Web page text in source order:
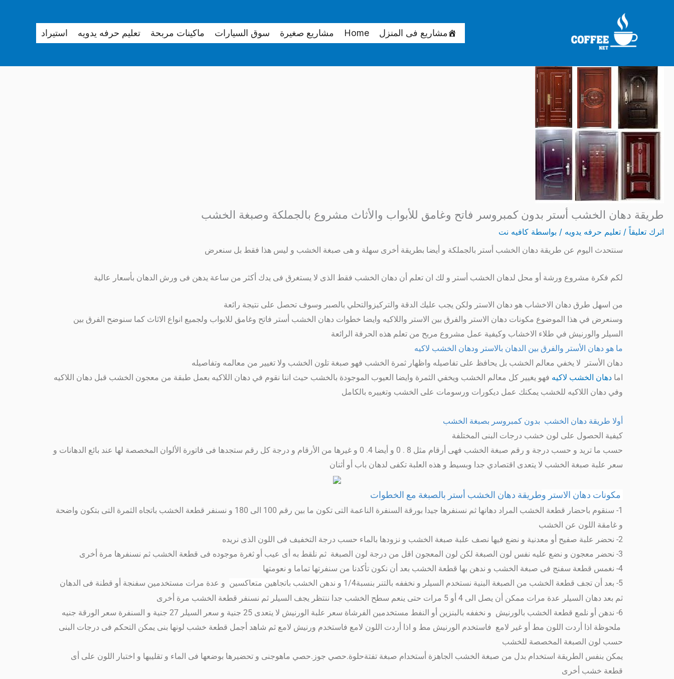
مشاريع فى المنزل Home مشاريع صغيرة سوق السيارات ماكينات مربحة تعليم حرفه يدويه استيراد
طريقة دهان الخشب أستر بدون كمبروسر فاتح وغامق للأبواب والأثاث مشروع بالجملكة وصبغة الخشب
اترك تعليقاً / تعليم حرفه يدويه / بواسطة كافيه نت
سنتحدث اليوم عن طريقة دهان الخشب أستر بالجملكة و أيضا بطريقة أخرى سهلة و هى صبغة الخشب و ليس هذا فقط بل سنعرض
لكم فكرة مشروع ورشة أو محل لدهان الخشب أستر و لك ان تعلم أن دهان الخشب فقط الذى لا يستغرق فى يدك أكثر من ساعة يدهن فى ورش الدهان بأسعار عالية
من اسهل طرق دهان الاخشاب هو دهان الاستر ولكن يجب عليك الدقة والتركيزوالتحلي بالصبر وسوف تحصل على نتيجة رائعة
وسنعرض في هذا الموضوع مكونات دهان الاستر والفرق بين الاستر واللاكيه وايضا خطوات دهان الخشب أستر فاتح وغامق للابواب ولجميع انواع الاثاث كما سنوضح الفرق بين
السيلر والورنيش في طلاء الاخشاب وكيفية عمل مشروع مربح من تعلم هذه الحرفة الرائعة
ما هو دهان الأستر والفرق بين الدهان بالاستر ودهان الخشب لاكيه
دهان الأستر لا يخفي معالم الخشب بل يحافظ على تفاصيله واظهار ثمرة الخشب فهو صبغة تلون الخشب ولا تغيير من معالمه وتفاصيله
اما دهان الخشب لاكيه فهو يغيير كل معالم الخشب ويخفي الثمرة وايضا العيوب الموجودة بالخشب حيث اننا نقوم في دهان اللاكيه بعمل طبقة من معجون الخشب قبل دهان اللاكيه
وفي دهان اللاكيه للخشب يمكنك عمل ديكورات ورسومات على الخشب وتغييره بالكامل
أولا طريقة دهان الخشب بدون كمبروسر بصبغة الخشب
كيفية الحصول على لون خشب درجات البنى المختلفة
حسب ما تريد و حسب درجة و رقم صبغة الخشب فهى أرقام مثل 8 . 0 و أيضا 4. 0 و غيرها من الأرقام و درجة كل رقم ستجدها فى فاتورة الألوان المخصصة لها عند بائع الدهانات و
سعر علبة صبغة الخشب لا يتعدى اقتصادي جدا وبسيط و هذه العلبة تكفى لدهان باب أو أثنان
مكونات دهان الاستر وطريقة دهان الخشب أستر بالصبغة مع الخطوات
1- سنقوم باحضار قطعة الخشب المراد دهانها ثم نسنفرها جيدا بورقة السنفرة الناعمة التى تكون ما بين رقم 100 الى 180 و نسنفر قطعة الخشب باتجاه الثمرة التى بتكون واضحة
و غامقة اللون عن الخشب
2- نحضر علبة صفيح أو معدنية و نضع فيها نصف علبة صبغة الخشب و نزودها بالماء حسب درجة التخفيف فى اللون الذى نريده
3- نحضر معجون و نضع عليه نفس لون الصبغة لكن لون المعجون اقل من درجة لون الصبغة ثم نلقط به أى عيب أو ثغرة موجوده فى قطعة الخشب ثم نسنفرها مرة أخرى
4- نغمس قطعة سفنج فى صبغة الخشب و ندهن بها قطعة الخشب بعد أن نكون تأكدنا من سنفرتها تماما و نعومتها
5- بعد أن تجف قطعة الخشب من الصبغة البنية نستخدم السيلر و نخففه بالتنر بنسبة
1/4 و ندهن الخشب باتجاهين متعاكسين
و عدة مرات مستخدمين سفنجة أو قطنة فى الدهان
ثم بعد دهان السيلر عدة مرات ممكن أن يصل الى 4 أو 5 مرات حتى ينعم سطح الخشب جدا ننتظر يجف السيلر ثم نسنفر قطعة الخشب مرة أخرى
6- ندهن أو نلمع قطعة الخشب بالورنيش و نخففه بالبنزين أو النفط مستخدمين الفرشاة سعر علبة الورنيش لا يتعدى 25 جنية و سعر السيلر 27 جنية و السنفرة سعر الورقة جنيه
ملحوظة اذا أردت اللون مط أو غير لامع فاستخدم الورنيش مط و اذا أردت اللون لامع فاستخدم ورنيش لامع ثم شاهد أجمل قطعة خشب لونها بنى يمكن التحكم فى درجات البنى
حسب لون الصبغة المخصصة للخشب
يمكن بنفس الطريقة استخدام بدل من صبغة الخشب الجاهزة أستخدام صبغة تفتةحلوة.حصي جوز.حصي ماهوجنى و تحضيرها بوضعها فى الماء و تقليبها و اختبار اللون على أى
قطعة خشب أخرى